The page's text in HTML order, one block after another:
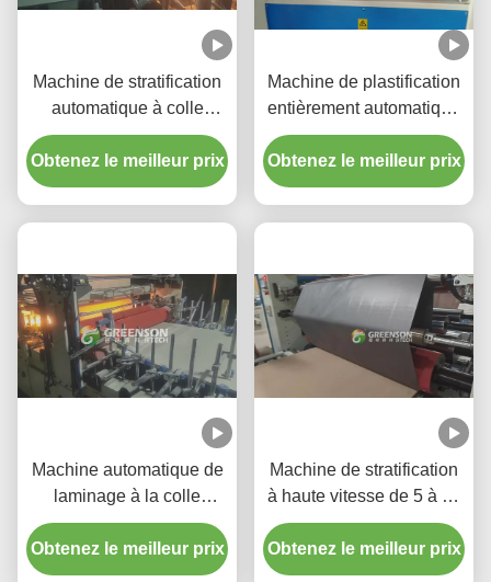
Machine de stratification
automatique à colle
thermofusible PUR avec
une vitesse de production
de 5 à 17 m/min pour
Obtenez le meilleur prix
Machine de plastification
entièrement automatique
avec une vitesse de
production de 5-17 m/min,
un contrôle PLC et une
Obtenez le meilleur prix
Machine automatique de
laminage à la colle
chaude PUR pour
panneaux MDF avec une
vitesse de production de
Obtenez le meilleur prix
Machine de stratification
à haute vitesse de 5 à 17
m/min avec adhésif à
fusion à chaud PUR et
largeur maximale de
Obtenez le meilleur prix